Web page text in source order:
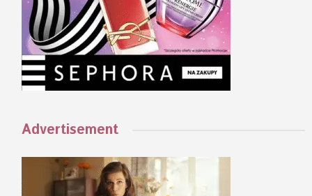
Advertisement